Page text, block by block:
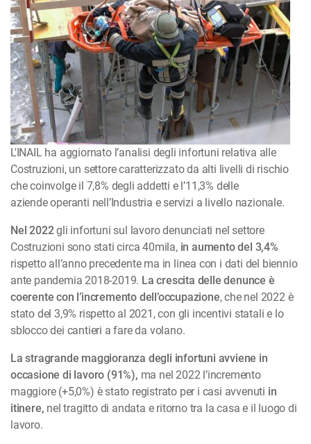
L'INAIL ha aggiornato l’analisi degli infortuni relativa alle
Costruzioni, un settore caratterizzato da alti livelli di rischio
che coinvolge il 7,8% degli addetti e l’11,3% delle
aziende operanti nell’Industria e servizi a livello nazionale.
Nel 2022gli infortuni sul lavoro denunciati nel settore
Costruzioni sono stati circa 40mila,in aumento del 3,4%
rispetto all’anno precedente ma in linea con i dati del biennio
ante pandemia 2018-2019. La crescita delle denunce è
coerente con l’incremento dell’occupazione, che nel 2022 è
stato del 3,9% rispetto al 2021, con gli incentivi statali e lo
sblocco dei cantieri a fare da volano.
La stragrande maggioranza degli infortuni avviene in
occasione di lavoro (91%), ma nel 2022 l’incremento
maggiore (+5,0%) è stato registrato per i casi avvenuti in
itinere, nel tragitto di andata e ritorno tra la casa e il luogo di
lavoro.